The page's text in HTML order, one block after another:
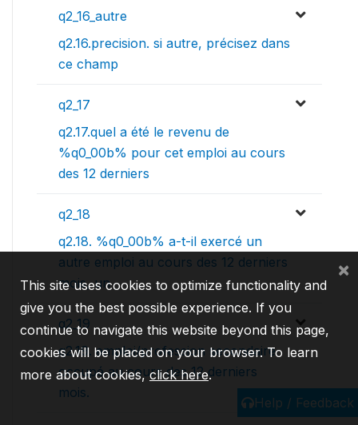
q2_16_autre
q2.16.precision. si autre, précisez dans
ce champ
q2_17
q2.17.quel a été le revenu de
%q0_00b% pour cet emploi au cours
des 12 derniers
q2_18
q2.18. %q0_00b% a-t-il exercé un
autre emploi au cours des 12 derniers
mois, un
q2_19
q2.19. emploi/profession secondaire
occupé au cours des 12 derniers
mois.
Help / Feedback
This site uses cookies to optimize functionality and
give you the best possible experience. If you
continue to navigate this website beyond this page,
cookies will be placed on your browser. To learn
more about cookies,click here.
×